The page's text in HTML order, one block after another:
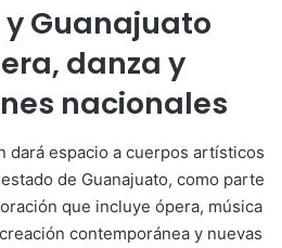
y Guanajuato
danza y
nacionales
dará espacio a cuerpos artísticos
de Guanajuato, como parte
que incluye ópera, música
contemporánea y nuevas